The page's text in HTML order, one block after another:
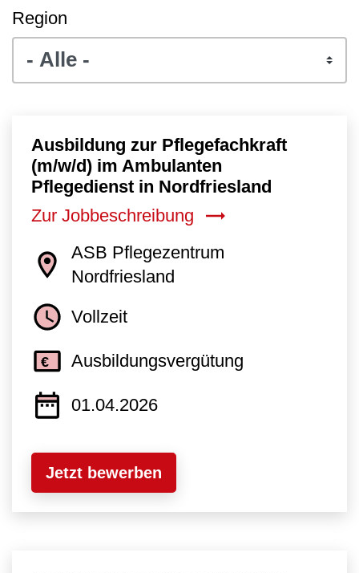
Region
Ausbildung zur Pflegefachkraft
(m/w/d) im Ambulanten
Pflegedienst in Nordfriesland
Zur Jobbeschreibung
ASB Pflegezentrum
Nordfriesland
Vollzeit
Ausbildungsvergütung
01.04.2026
Jetzt bewerben